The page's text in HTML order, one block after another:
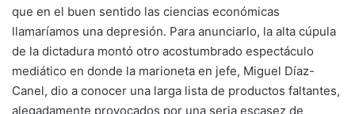
que en el buen sentido las ciencias económicas
llamaríamos una depresión. Para anunciarlo, la alta cúpula
de la dictadura montó otro acostumbrado espectáculo
mediático en donde la marioneta en jefe, Miguel Díaz-
Canel, dio a conocer una larga lista de productos faltantes,
alegadamente provocados por una seria escasez de